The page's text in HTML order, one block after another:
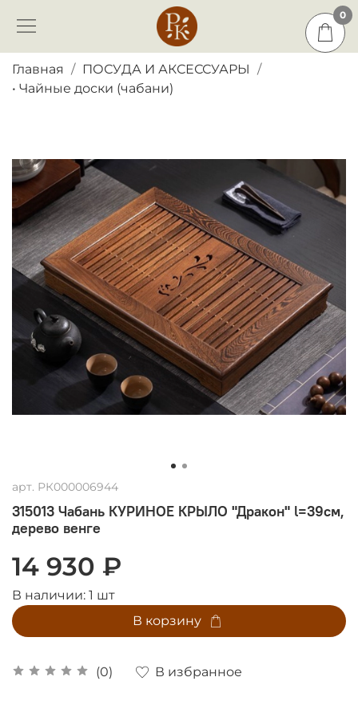
0
Главная
ПОСУДА И АКСЕССУАРЫ
• Чайные доски (чабани)
арт. РК000006944
315013 Чабань КУРИНОЕ КРЫЛО "Дракон" l=39см,
дерево венге
(0) В избранное
14 930 ₽
В наличии: 1 шт
В корзину
0